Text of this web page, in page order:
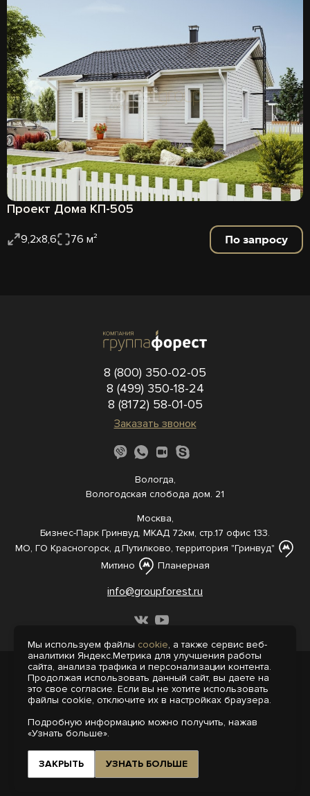
Проект Дома КП-505
9,2х8,6 76 м² По запросу
8 (800) 350-02-05
8 (499) 350-18-24
8 (8172) 58-01-05
Заказать звонок
Вологда,
Вологодская слобода дом. 21
Москва,
Бизнес-Парк Гринвуд, МКАД 72км, стр.17 офис 133.
МО, ГО Красногорск, д.Путилково, территория "Гринвуд"
Митино
Планерная
info@groupforest.ru
© 2005-, 2026 Все права защищены
Информация, представленная на сайте,
не является публичной офертой.
Пользовательское соглашение
Интернет-агентство «Пегас»
Поддержка сайта на 1С-Битрикс
Мы используем файлы cookie, а также сервис веб-
аналитики Яндекс.Метрика для улучшения работы
сайта, анализа трафика и персонализации контента.
Продолжая использовать данный сайт, вы даете на
это свое согласие. Если вы не хотите использовать
файлы cookie, отключите их в настройках браузера.
Подробную информацию можно получить, нажав
«Узнать больше».
ЗАКРЫТЬ УЗНАТЬ БОЛЬШЕ